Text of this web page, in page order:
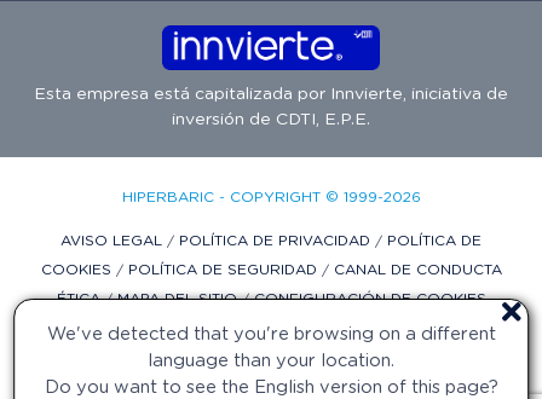
We've detected that you're browsing on a different
language than your location.
Do you want to see the English version of this page?
Esta empresa está capitalizada por Innvierte , iniciativa de
inversión de CDTI, E.P.E.
HIPERBARIC - COPYRIGHT © 1999-2026
AVISO LEGAL / POLÍTICA DE PRIVACIDAD / POLÍTICA DE
COOKIES / POLÍTICA DE SEGURIDAD / CANAL DE CONDUCTA
ÉTICA/MAPA DEL SITIO/CONFIGURACIÓN DE COOKIES
DISEÑO WEB POR DIFADI.COM